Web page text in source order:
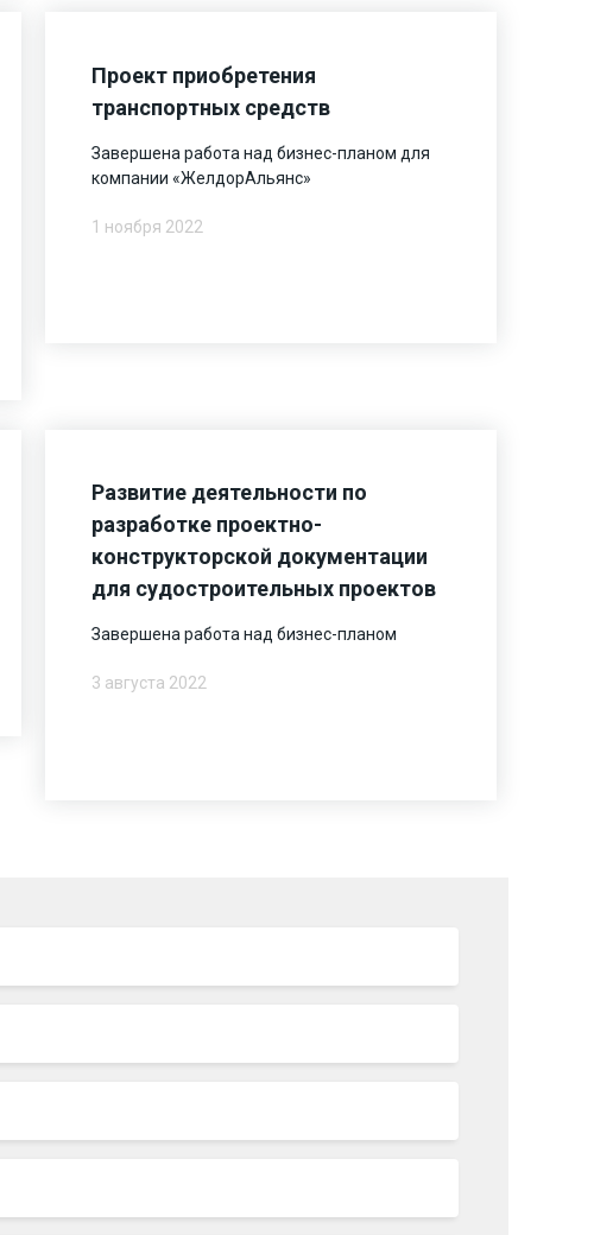
Проект приобретения
транспортных средств
Завершена работа над бизнес-планом для
компании «ЖелдорАльянс»
1 ноября 2022
Развитие деятельности по
разработке проектно-
конструкторской документации
для судостроительных проектов
Завершена работа над бизнес-планом
3 августа 2022